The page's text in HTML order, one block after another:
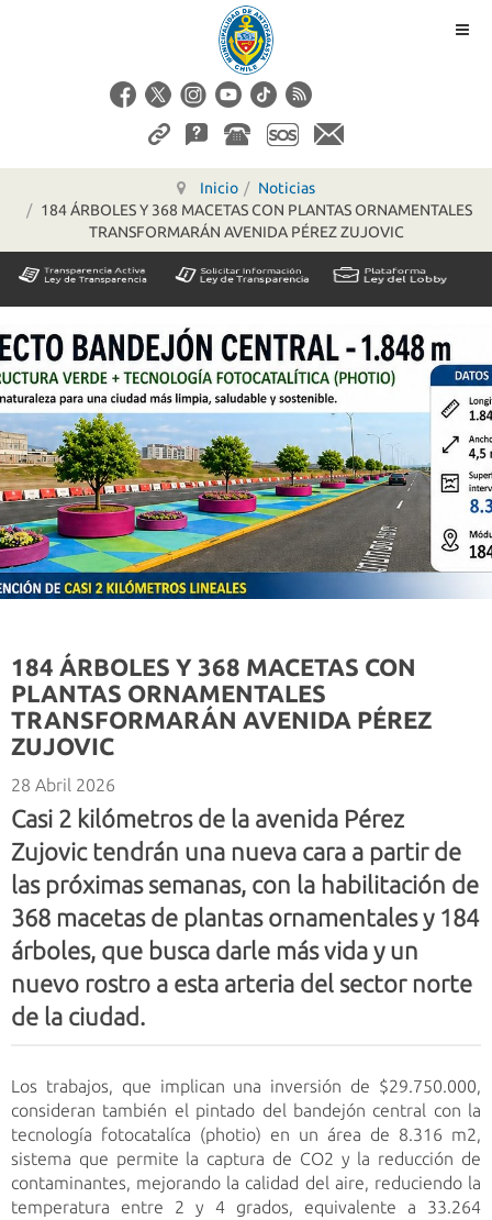
Inicio
Noticias
184 ÁRBOLES Y 368 MACETAS CON PLANTAS ORNAMENTALES
TRANSFORMARÁN AVENIDA PÉREZ ZUJOVIC
184 ÁRBOLES Y 368 MACETAS CON
PLANTAS ORNAMENTALES
TRANSFORMARÁN AVENIDA PÉREZ
ZUJOVIC
28 Abril 2026
Casi 2 kilómetros de la avenida Pérez
Zujovic tendrán una nueva cara a partir de
las próximas semanas, con la habilitación de
368 macetas de plantas ornamentales y 184
árboles, que busca darle más vida y un
nuevo rostro a esta arteria del sector norte
de la ciudad.
Los trabajos, que implican una inversión de $29.750.000,
consideran también el pintado del bandejón central con la
tecnología fotocatalíca (photio) en un área de 8.316 m2,
sistema que permite la captura de CO2 y la reducción de
contaminantes, mejorando la calidad del aire, reduciendo la
temperatura entre 2 y 4 grados, equivalente a 33.264